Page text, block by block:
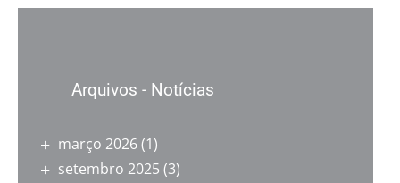
Arquivos - Notícias
março 2026(1)
setembro 2025 (3)